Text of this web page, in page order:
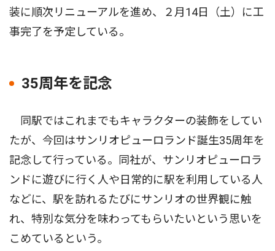
装に順次リニューアルを進め、２月14日（土）に工
事完了を予定している。
35周年を記念
同駅ではこれまでもキャラクターの装飾をしてい
たが、今回はサンリオピューロランド誕生35周年を
記念して行っている。同社が、サンリオピューロラ
ンドに遊びに行く人や日常的に駅を利用している人
などに、駅を訪れるたびにサンリオの世界観に触
れ、特別な気分を味わってもらいたいという思いを
こめているという。